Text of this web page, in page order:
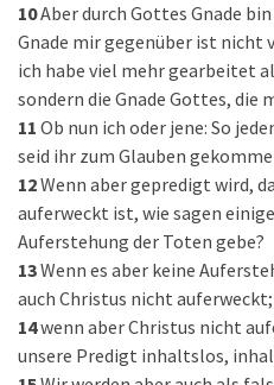
10Aber durch Gottes Gnade
Gnade mir gegenüber ist nicht
ich habe viel mehr gearbeitet
sondern die Gnade Gottes, die
11 Ob nun ich oder jene: So
seid ihr zum Glauben
12Wenn aber gepredigt wird,
auferweckt ist, wie sagen
Auferstehung der Toten gebe?
13Wenn es aber keine
auch Christus nicht auferweckt;
14wenn aber Christus nicht
unsere Predigt inhaltslos,